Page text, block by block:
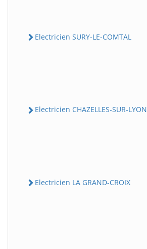
Electricien SURY-LE-COMTAL
Electricien CHAZELLES-SUR-LYON
Electricien LA GRAND-CROIX